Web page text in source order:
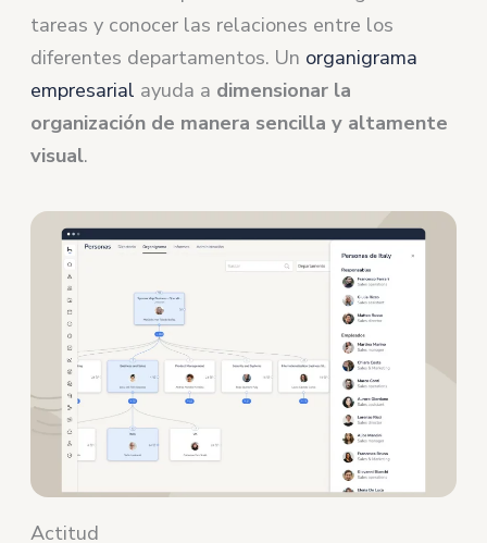
tareas y conocer las relaciones entre los
diferentes departamentos. Un organigrama
empresarial ayuda a dimensionar la
organización de manera sencilla y altamente
visual.
Actitud